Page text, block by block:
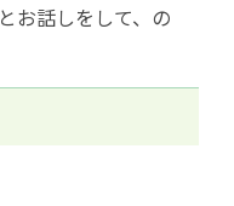
お話しをして、の